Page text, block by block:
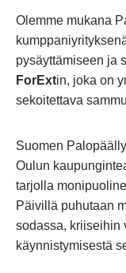
Olemme mukana
pysäyttämiseen ja
ForExtin, joka on
sekoitettava
Suomen
Oulun
tarjolla
Päivillä puhutaan
sodassa, kriiseihin
käynnistymisestä